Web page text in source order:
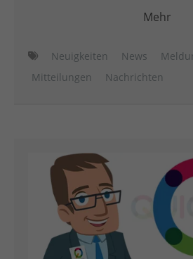
Mehr
Neuigkeiten News
Mitteilungen
Nachrichten